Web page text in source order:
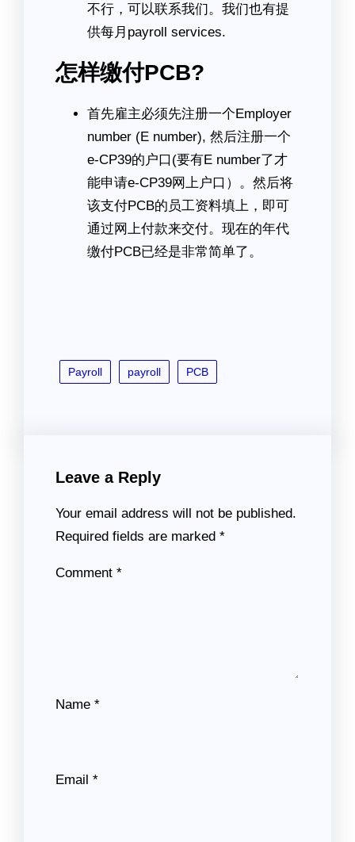
不行，可以联系我们。我们也有提
供每月payroll services.
怎样缴付PCB?
首先雇主必须先注册一个Employer
number (E number), 然后注册一个
e-CP39的户口(要有E number了才
能申请e-CP39网上户口）。然后将
该支付PCB的员工资料填上，即可
通过网上付款来交付。现在的年代
缴付PCB已经是非常简单了。
Payroll payroll PCB
Leave a Reply
Your email address will not be published.
Required fields are marked *
Comment *
Name *
Email *